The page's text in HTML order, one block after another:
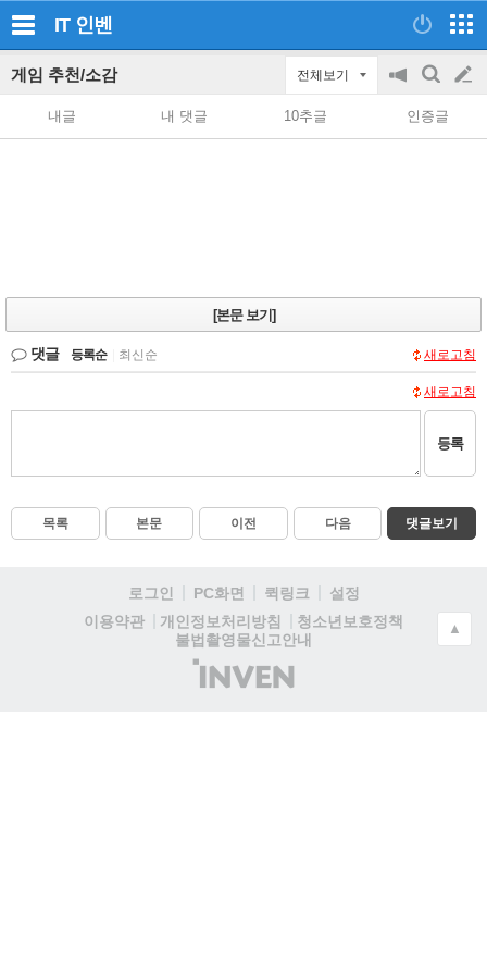
IT 인벤
게임 추천/소감 전체보기
공
on/off
검
색
글
쓰
내글 내 댓글 10추글 인증글
[본문 보기]
댓글 등록순 최신순 새로고침
새로고침
등록
목록 본문 이전 다음 댓글보기
로그인 PC화면 퀵링크
설정
이용약관
개인정보처리방침
청소년보호정책
불법촬영물신고안내
(주)
인
▲